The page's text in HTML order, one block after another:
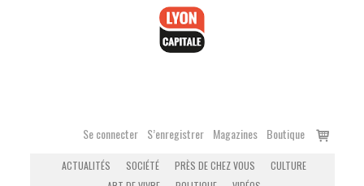
Se connecter S’enregistrer Magazines Boutique
Voir
ACTUALITÉS SOCIÉTÉ PRÈS DE CHEZ VOUS
CULTURE